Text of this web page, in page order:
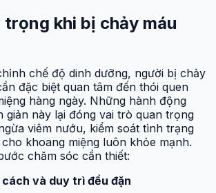
trọng khi bị chảy máu
chế độ dinh dưỡng, người bị chảy
đặc biệt quan tâm đến thói quen
hàng ngày. Những hành động
giản này lại đóng vai trò quan trọng
viêm nướu, kiểm soát tình trạng
khoang miệng luôn khỏe mạnh.
chăm sóc cần thiết:
và duy trì đều đặn